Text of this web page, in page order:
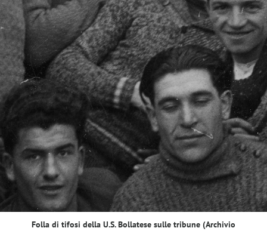
Folla di tifosi della U.S. Bollatese sulle tribune (Archivio